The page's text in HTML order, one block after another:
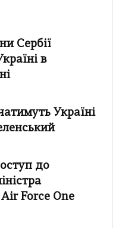
Сербії
в
Україні
до
Force One